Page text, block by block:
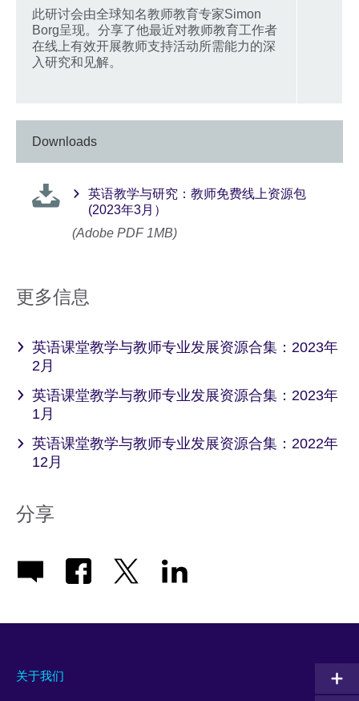
此研讨会由全球知名教师教育专家Simon
Borg呈现。分享了他最近对教师教育工作者
在线上有效开展教师支持活动所需能力的深
入研究和见解。
Downloads
英语教学与研究：教师免费线上资源包
(2023年3月）
(Adobe PDF 1MB)
更多信息
英语课堂教学与教师专业发展资源合集：2023年
2月
英语课堂教学与教师专业发展资源合集：2023年
1月
英语课堂教学与教师专业发展资源合集：2022年
12月
分享
关于我们